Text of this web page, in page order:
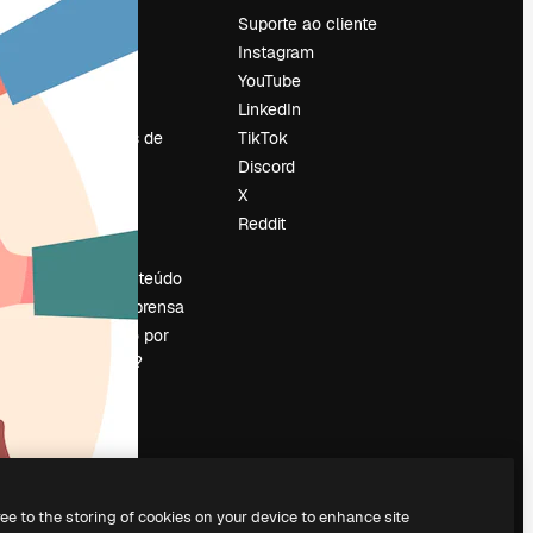
Sobre nós
Reviews
Tendências de
pesquisa
Blog
Eventos
Slidesgo
Vender conteúdo
Sala de imprensa
Procurando por
magnific.ai?
Suporte ao cliente
Instagram
YouTube
LinkedIn
TikTok
Discord
X
Reddit
to the storing of cookies on your device to enhance site